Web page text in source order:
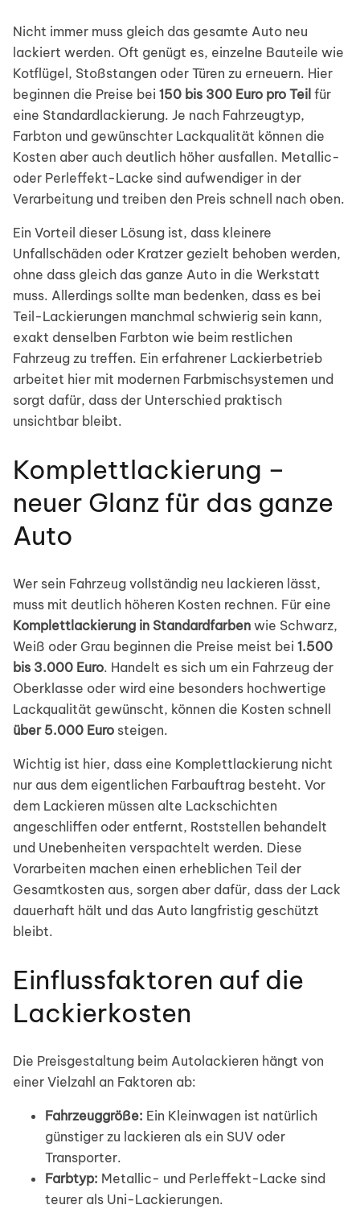
Nicht immer muss gleich das gesamte Auto neu
lackiert werden. Oft genügt es, einzelne Bauteile wie
Kotflügel, Stoßstangen oder Türen zu erneuern. Hier
beginnen die Preise bei 150 bis 300 Euro pro Teil für
eine Standardlackierung. Je nach Fahrzeugtyp,
Farbton und gewünschter Lackqualität können die
Kosten aber auch deutlich höher ausfallen. Metallic-
oder Perleffekt-Lacke sind aufwendiger in der
Verarbeitung und treiben den Preis schnell nach oben.
Ein Vorteil dieser Lösung ist, dass kleinere
Unfallschäden oder Kratzer gezielt behoben werden,
ohne dass gleich das ganze Auto in die Werkstatt
muss. Allerdings sollte man bedenken, dass es bei
Teil-Lackierungen manchmal schwierig sein kann,
exakt denselben Farbton wie beim restlichen
Fahrzeug zu treffen. Ein erfahrener Lackierbetrieb
arbeitet hier mit modernen Farbmischsystemen und
sorgt dafür, dass der Unterschied praktisch
unsichtbar bleibt.
Komplettlackierung –
neuer Glanz für das ganze
Auto
Wer sein Fahrzeug vollständig neu lackieren lässt,
muss mit deutlich höheren Kosten rechnen. Für eine
Komplettlackierung in Standardfarben wie Schwarz,
Weiß oder Grau beginnen die Preise meist bei 1.500
bis 3.000 Euro. Handelt es sich um ein Fahrzeug der
Oberklasse oder wird eine besonders hochwertige
Lackqualität gewünscht, können die Kosten schnell
über 5.000 Euro steigen.
Wichtig ist hier, dass eine Komplettlackierung nicht
nur aus dem eigentlichen Farbauftrag besteht. Vor
dem Lackieren müssen alte Lackschichten
angeschliffen oder entfernt, Roststellen behandelt
und Unebenheiten verspachtelt werden. Diese
Vorarbeiten machen einen erheblichen Teil der
Gesamtkosten aus, sorgen aber dafür, dass der Lack
dauerhaft hält und das Auto langfristig geschützt
bleibt.
Einflussfaktoren auf die
Lackierkosten
Die Preisgestaltung beim Autolackieren hängt von
einer Vielzahl an Faktoren ab:
Fahrzeuggröße: Ein Kleinwagen ist natürlich
günstiger zu lackieren als ein SUV oder
Transporter.
Farbtyp: Metallic- und Perleffekt-Lacke sind
teurer als Uni-Lackierungen.